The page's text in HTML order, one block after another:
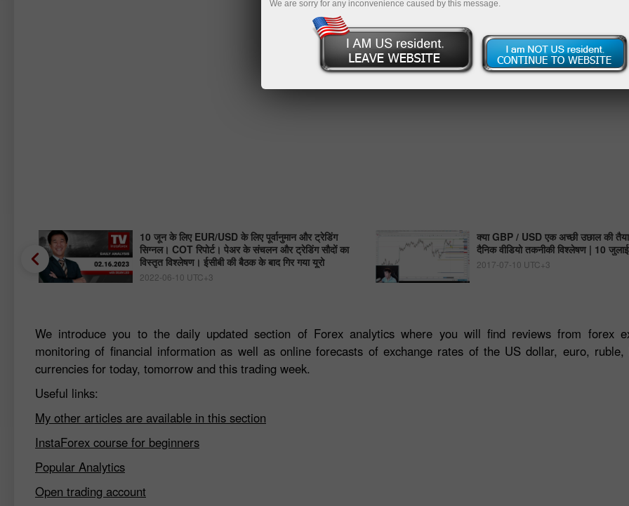
10 जून के लिए EUR/USD के लिए पूर्वानुमान और ट्रेडिंग
सिग्नल। COT रिपोर्ट। पेअर के संचलन और ट्रेडिंग सौदों का
विस्तृत विश्लेषण। ईसीबी की बैठक के बाद गिर गया यूरो
2022-06-10 UTC+3
क्या GBP / USD एक अच्छी उछाल की
दैनिक वीडियो तकनीकी विश्लेषण | 10
2017-07-10 UTC+3
We introduce you to the daily updated section of Forex analytics where you will find reviews from forex
monitoring of financial information as well as online forecasts of exchange rates of the US dollar, euro,
currencies for today, tomorrow and this trading week.
Useful links:
My other articles are available in this section
InstaForex course for beginners
Popular Analytics
Open trading account
We are sorry for any inconvenience caused by this message.